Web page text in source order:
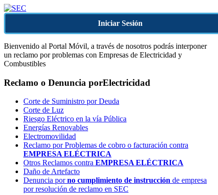
Iniciar Sesión
Bienvenido al Portal Móvil, a través de nosotros podrás interponer
un reclamo por problemas con Empresas de Electricidad y
Combustibles
Reclamo o Denuncia porElectricidad
Corte de Suministro por Deuda
Corte de Luz
Riesgo Eléctrico en la vía Pública
Energías Renovables
Electromovilidad
Reclamo por Problemas de cobro o facturación contra
EMPRESA ELÉCTRICA
Otros Reclamos contra EMPRESA ELÉCTRICA
Daño de Artefacto
Denuncia porno cumplimiento de instrucción de empresa
por resolución de reclamo en SEC